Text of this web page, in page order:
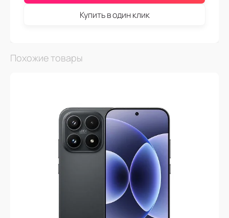
Купить в один клик
Похожие товары